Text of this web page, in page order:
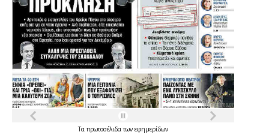
Τα πρωτοσέλιδατων εφημερίδων